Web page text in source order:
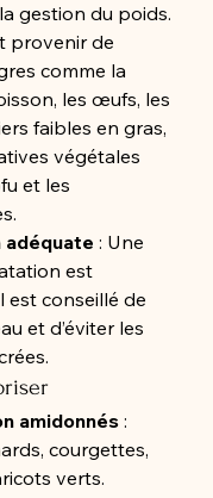
gestion du poids.
provenir de
comme la
les œufs, les
faibles en gras,
végétales
et les
: Une
est
est conseillé de
et d’éviter les
amidonnés :
courgettes,
verts.